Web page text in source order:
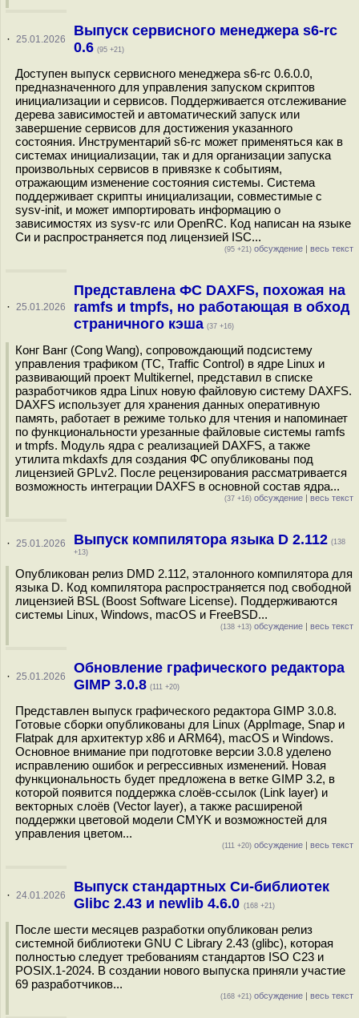
· 25.01.2026
Выпуск сервисного менеджера s6-rc
0.6 (95 +21)
Доступен выпуск сервисного менеджера s6-rc 0.6.0.0,
предназначенного для управления запуском скриптов
инициализации и сервисов. Поддерживается отслеживание
дерева зависимостей и автоматический запуск или
завершение сервисов для достижения указанного
состояния. Инструментарий s6-rc может применяться как в
системах инициализации, так и для организации запуска
произвольных сервисов в привязке к событиям,
отражающим изменение состояния системы. Система
поддерживает скрипты инициализации, совместимые с
sysv-init, и может импортировать информацию о
зависимостях из sysv-rc или OpenRC. Код написан на языке
Си и распространяется под лицензией ISC...
(95 +21) обсуждение | весь текст
· 25.01.2026
Представлена ФС DAXFS, похожая на
ramfs и tmpfs, но работающая в обход
страничного кэша (37 +16)
Конг Ванг (Cong Wang), сопровождающий подсистему
управления трафиком (TC, Traffic Control) в ядре Linux и
развивающий проект Multikernel, представил в списке
разработчиков ядра Linux новую файловую систему DAXFS.
DAXFS использует для хранения данных оперативную
память, работает в режиме только для чтения и напоминает
по функциональности урезанные файловые системы ramfs
и tmpfs. Модуль ядра с реализацией DAXFS, а также
утилита mkdaxfs для создания ФС опубликованы под
лицензией GPLv2. После рецензирования рассматривается
возможность интеграции DAXFS в основной состав ядра...
(37 +16) обсуждение | весь текст
· 25.01.2026 Выпуск компилятора языка D 2.112 (138
+13)
Опубликован релиз DMD 2.112, эталонного компилятора для
языка D. Код компилятора распространяется под свободной
лицензией BSL (Boost Software License). Поддерживаются
системы Linux, Windows, macOS и FreeBSD...
(138 +13) обсуждение | весь текст
· 25.01.2026
Обновление графического редактора
GIMP 3.0.8 (111 +20)
Представлен выпуск графического редактора GIMP 3.0.8.
Готовые сборки опубликованы для Linux (AppImage, Snap и
Flatpak для архитектур x86 и ARM64), macOS и Windows.
Основное внимание при подготовке версии 3.0.8 уделено
исправлению ошибок и регрессивных изменений. Новая
функциональность будет предложена в ветке GIMP 3.2, в
которой появится поддержка слоёв-ссылок (Link layer) и
векторных слоёв (Vector layer), а также расширеной
поддержки цветовой модели CMYK и возможностей для
управления цветом...
(111 +20) обсуждение | весь текст
· 24.01.2026
Выпуск стандартных Си-библиотек
Glibc 2.43 и newlib 4.6.0 (168 +21)
После шести месяцев разработки опубликован релиз
системной библиотеки GNU C Library 2.43 (glibc), которая
полностью следует требованиям стандартов ISO C23 и
POSIX.1-2024. В создании нового выпуска приняли участие
69 разработчиков...
(168 +21) обсуждение | весь текст